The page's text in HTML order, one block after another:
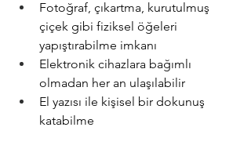
Fotoğraf, çıkartma, kurutulmuş
çiçek gibi fiziksel öğeleri
yapıştırabilme imkanı
Elektronik cihazlara bağımlı
olmadan her an ulaşılabilir
El yazısı ile kişisel bir dokunuş
katabilme